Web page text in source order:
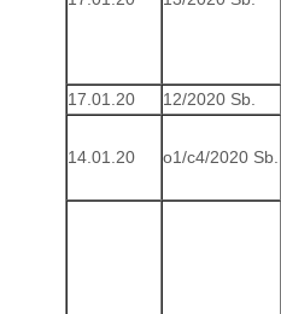
17.01.20
12/2020 Sb.
14.01.20 o1/c4/2020 Sb.